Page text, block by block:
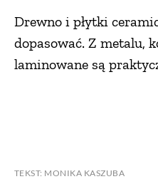
Drewno i płytki
dopasować. Z metalu,
laminowane są
TEKST: MONIKA KASZUBA